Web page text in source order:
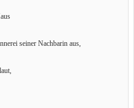
seiner Nachbarin aus,